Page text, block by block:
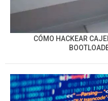
CÓMO HACKEAR